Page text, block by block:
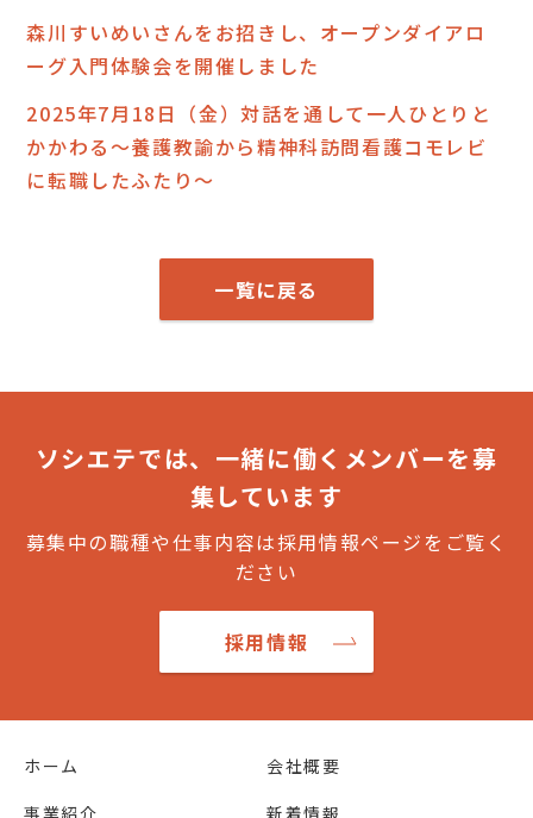
森川すいめいさんをお招きし、オープンダイアロ
ーグ入門体験会を開催しました
2025年7月18日（金）対話を通して一人ひとりと
かかわる～養護教諭から精神科訪問看護コモレビ
に転職したふたり～
一覧に戻る
ソシエテでは、一緒に働くメンバーを募
集しています
募集中の職種や仕事内容は採用情報ページをご覧く
ださい
採用情報
ホーム
会社概要
事業紹介
新着情報